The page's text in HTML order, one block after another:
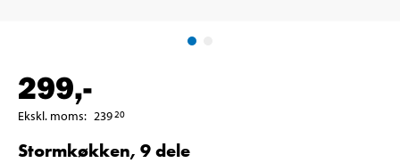
299,-
Ekskl. moms: 23920
Stormkøkken, 9 dele